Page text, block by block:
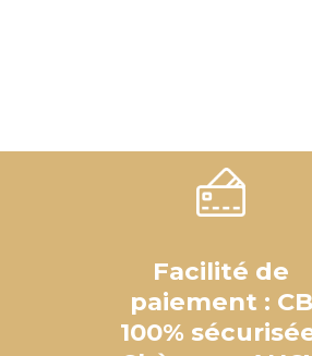
Facilité de
paiement : CB
100%